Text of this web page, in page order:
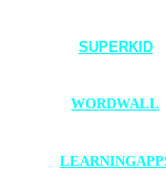
SUPERKID
WORDWALL